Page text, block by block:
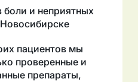
боли и неприятных
пациентов мы
проверенные и
препараты,